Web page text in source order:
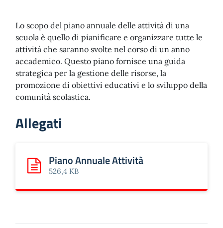
Lo scopo del piano annuale delle attività di una
scuola è quello di pianificare e organizzare tutte le
attività che saranno svolte nel corso di un anno
accademico. Questo piano fornisce una guida
strategica per la gestione delle risorse, la
promozione di obiettivi educativi e lo sviluppo della
comunità scolastica.
Allegati
Scarica: Piano Annuale Attività
Piano Annuale Attività
526,4 KB